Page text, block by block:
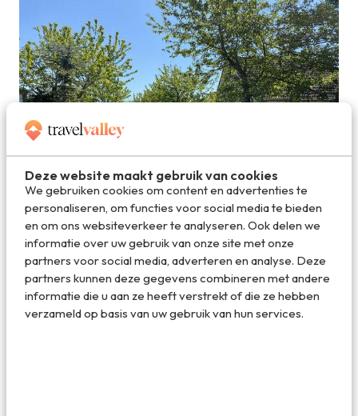
Deze website maakt gebruik van cookies
We gebruiken cookies om content en advertenties te
personaliseren, om functies voor social media te bieden
en om ons websiteverkeer te analyseren. Ook delen we
informatie over uw gebruik van onze site met onze
partners voor social media, adverteren en analyse. Deze
partners kunnen deze gegevens combineren met andere
informatie die u aan ze heeft verstrekt of die ze hebben
verzameld op basis van uw gebruik van hun services.
Luxe vakantiebugalows in Domburg